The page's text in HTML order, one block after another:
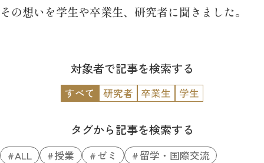
その想いを学生や卒業生、研究者に聞きました。
対象者で記事を検索する
すべて 研究者 卒業生 学生
タグから記事を検索する
ALL 授業 ゼミ
留学・国際交流